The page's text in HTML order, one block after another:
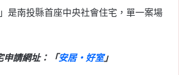
是南投縣首座中央社會住宅，單一案場
申請網址：「安居・好室」